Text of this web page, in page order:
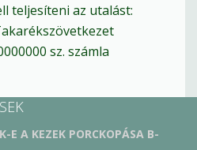
teljesíteni az utalást:
sz. számla
E A KEZEK PORCKOPÁSA B-